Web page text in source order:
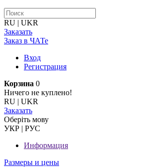
RU | UKR
Заказать
Заказ в ЧАТе
Вход
Регистрация
Корзина 0
Ничего не куплено!
RU | UKR
Заказать
Оберiть мову
УКР | РУС
Информация
Размеры и цены